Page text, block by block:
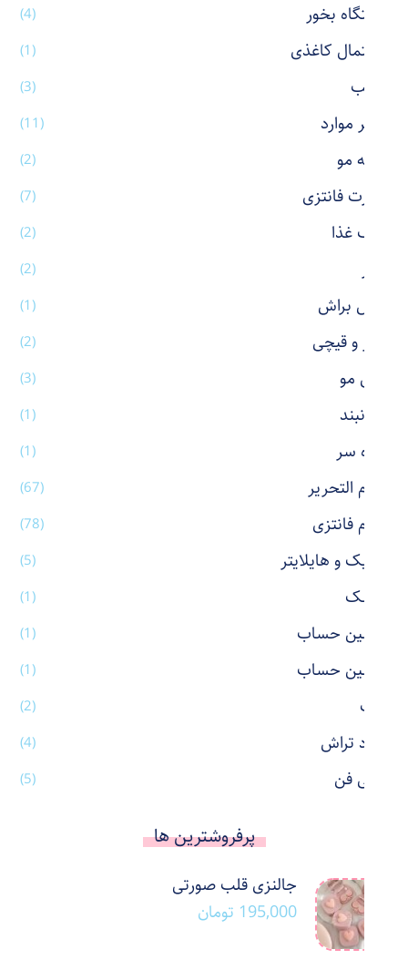
دستگاه بخور (4)
دستمال کاغذی (1)
رژ لب (3)
سایر موارد (11)
شانه مو (2)
شورت فانتزی (7)
ظرف غذا (2)
عطر (2)
فیس براش (1)
کاتر و قیچی (2)
کش مو (3)
گردنبند (1)
گیره سر (1)
لوازم التحریر (67)
لوازم فانتزی (78)
ماژیک و هایلایتر (5)
ماسک (1)
ماشین حساب (1)
ماشین حساب (1)
ماگ (2)
مداد تراش (4)
مینی فن (5)
پرفروشترین ها
جالنزی قلب صورتی
195,000 تومان